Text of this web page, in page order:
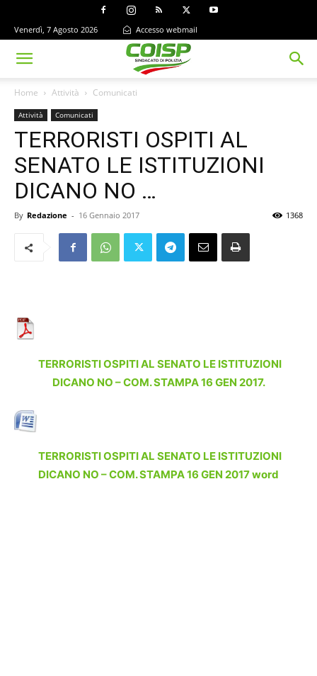
Venerdì, 7 Agosto 2026 Accesso webmail
Home Attività Comunicati
Attività Comunicati
TERRORISTI OSPITI AL
SENATO LE ISTITUZIONI
DICANO NO …
By Redazione - 16 Gennaio 2017 1368
TERRORISTI OSPITI AL SENATO LE ISTITUZIONI
DICANO NO – COM. STAMPA 16 GEN 2017.
TERRORISTI OSPITI AL SENATO LE ISTITUZIONI
DICANO NO – COM. STAMPA 16 GEN 2017 word